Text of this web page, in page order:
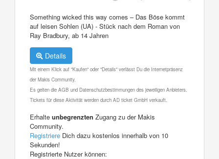
Something wicked this way comes – Das Böse kommt
auf leisen Sohlen (UA) - Stück nach dem Roman von
Ray Bradbury, ab 14 Jahren
Details
Mit einem Klick auf "Kaufen" oder "Details" verlässt Du die Internetpräsenz
der Makis Community.
Es gelten die AGB und Datenschutzbestimmungen des jeweiligen Anbieters.
Tickets für diese Aktivität werden durch AD ticket GmbH verkauft.
Erhalte unbegrenzten Zugang zu der Makis
Community.
Registriere Dich dazu kostenlos innerhalb von 10
Sekunden!
Registrierte Nutzer können: